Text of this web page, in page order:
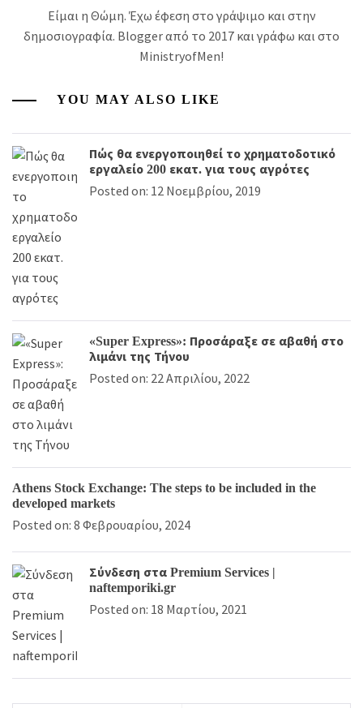
Είμαι η Θώμη. Έχω έφεση στο γράψιμο και στην
δημοσιογραφία. Blogger από το 2017 και γράφω και στο
MinistryofMen!
YOU MAY ALSO LIKE
Πώς θα ενεργοποιηθεί το χρηματοδοτικό
εργαλείο 200 εκατ. για τους αγρότες
Posted on: 12 Νοεμβρίου, 2019
«Super Express»: Προσάραξε σε αβαθή στο
λιμάνι της Τήνου
Posted on: 22 Απριλίου, 2022
Athens Stock Exchange: The steps to be included in the
developed markets
Posted on: 8 Φεβρουαρίου, 2024
Σύνδεση στα Premium Services |
naftemporiki.gr
Posted on: 18 Μαρτίου, 2021